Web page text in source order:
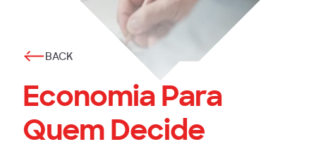
BACK
Economia Para
Quem Decide